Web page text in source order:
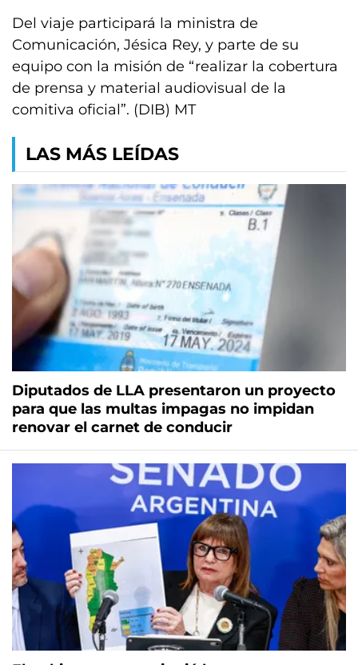
Del viaje participará la ministra de
Comunicación, Jésica Rey, y parte de su
equipo con la misión de “realizar la cobertura
de prensa y material audiovisual de la
comitiva oficial”. (DIB) MT
LAS MÁS LEÍDAS
Diputados de LLA presentaron un proyecto
para que las multas impagas no impidan
renovar el carnet de conducir